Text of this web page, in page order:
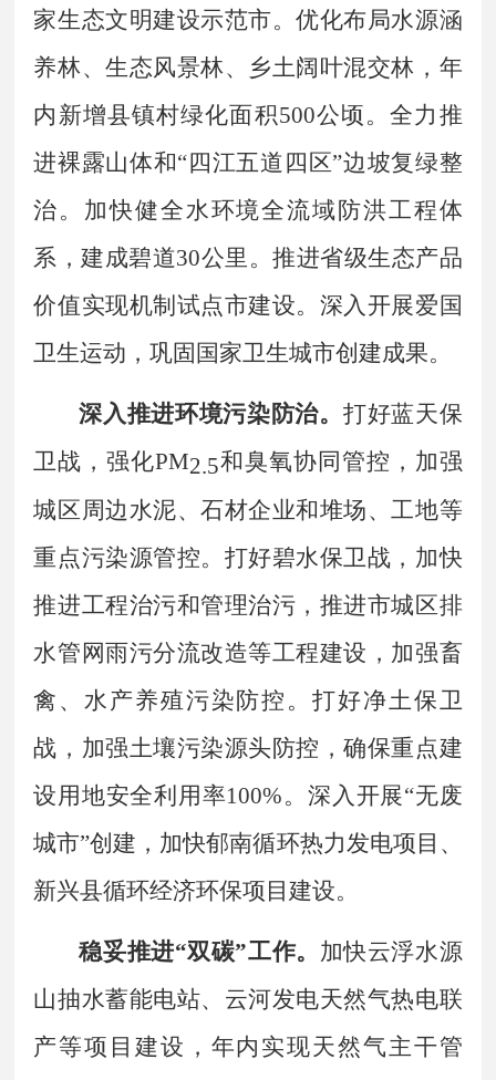
家生态文明建设示范市。优化布局水源涵
养林、生态风景林、乡土阔叶混交林，年
内新增县镇村绿化面积500公顷。全力推
进裸露山体和“ 四江五道四区”边坡复绿整
治。加快健全水环境全流域防洪工程体
系，建成碧道30公里。推进省级生态产品
价值实现机制试点市建设。 深入开展爱国
卫生运动，巩固国家卫生城市创建成果。
深入推进环境污染防治。 打好蓝天保
卫战，强化PM2.5和臭氧协同管控，加强
城区周边水泥、石材企业和堆场、工地等
重点污染源管控。打好碧水保卫战，加快
推进工程治污和管理治污，推进市城区排
水管网雨污分流改造等工程建设，加强畜
禽、水产养殖污染防控。打好净土保卫
战，加强土壤污染源头防控，确保重点建
设用地安全利用率100%。深入开展“无废
城市”创建，加快郁南循环热力发电项目、
新兴县循环经济环保项目建设。
稳妥推进“双碳”工作。 加快云浮水源
山抽水蓄能电站、云河发电天然气热电联
产等项目建设，年内实现天然气主干管